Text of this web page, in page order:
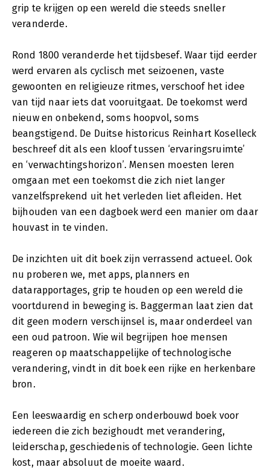
grip te krijgen op een wereld die steeds sneller
veranderde.
Rond 1800 veranderde het tijdsbesef. Waar tijd eerder
werd ervaren als cyclisch met seizoenen, vaste
gewoonten en religieuze ritmes, verschoof het idee
van tijd naar iets dat vooruitgaat. De toekomst werd
nieuw en onbekend, soms hoopvol, soms
beangstigend. De Duitse historicus Reinhart Koselleck
beschreef dit als een kloof tussen ‘ervaringsruimte’
en ‘verwachtingshorizon’. Mensen moesten leren
omgaan met een toekomst die zich niet langer
vanzelfsprekend uit het verleden liet afleiden. Het
bijhouden van een dagboek werd een manier om daar
houvast in te vinden.
De inzichten uit dit boek zijn verrassend actueel. Ook
nu proberen we, met apps, planners en
datarapportages, grip te houden op een wereld die
voortdurend in beweging is. Baggerman laat zien dat
dit geen modern verschijnsel is, maar onderdeel van
een oud patroon. Wie wil begrijpen hoe mensen
reageren op maatschappelijke of technologische
verandering, vindt in dit boek een rijke en herkenbare
bron.
Een leeswaardig en scherp onderbouwd boek voor
iedereen die zich bezighoudt met verandering,
leiderschap, geschiedenis of technologie. Geen lichte
kost, maar absoluut de moeite waard.